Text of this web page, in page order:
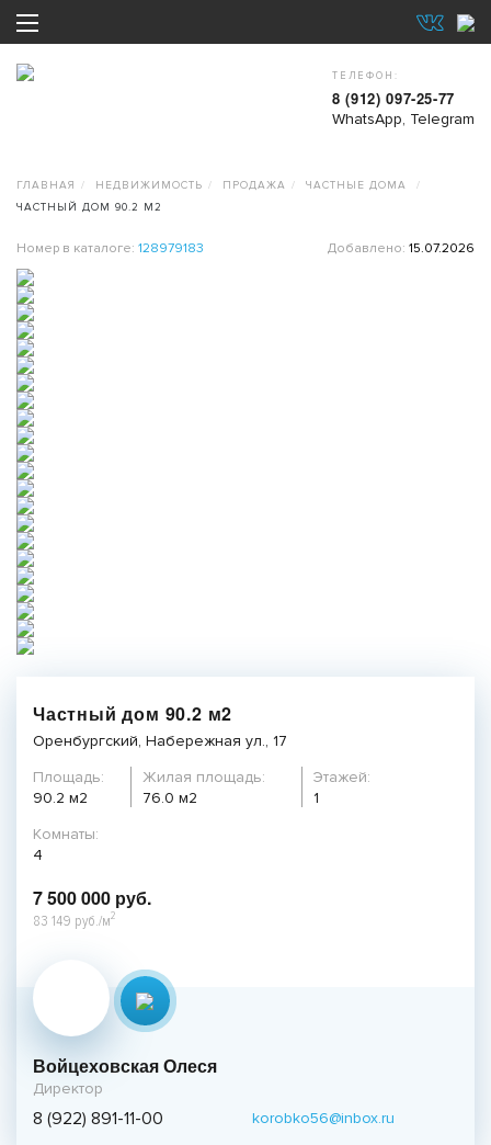
ТЕЛЕФОН:
8 (912) 097-25-77
WhatsApp, Telegram
ГЛАВНАЯ НЕДВИЖИМОСТЬ ПРОДАЖА
ЧАСТНЫЕ ДОМА
ЧАСТНЫЙ ДОМ 90.2 М2
Номер в каталоге: 128979183 Добавлено: 15.07.2026
Частный дом 90.2 м2
Оренбургский, Набережная ул., 17
Площадь:
90.2 м2
Жилая площадь:
76.0 м2
Этажей:
1
Комнаты:
4
7 500 000 руб.
83 149 руб./м2
Войцеховская Олеся
Директор
8 (922) 891-11-00 korobko56@inbox.ru